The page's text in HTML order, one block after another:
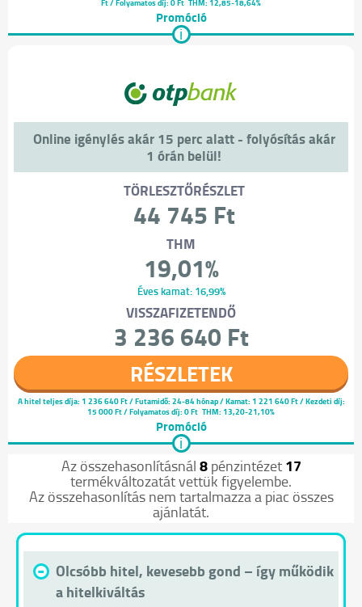
Ft / Folyamatos díj: 0 Ft THM: 12,85-18,64%
Promóció
i
Online igénylés akár 15 perc alatt - folyósítás akár
1 órán belül!
TÖRLESZTŐRÉSZLET
44 745 Ft
THM
19,01%
Éves kamat: 16,99%
VISSZAFIZETENDŐ
3 236 640 Ft
RÉSZLETEK
A hitel teljes díja: 1 236 640 Ft/ Futamidő: 24-84 hónap / Kamat: 1 221 640 Ft / Kezdeti díj:
15 000 Ft / Folyamatos díj: 0 Ft THM: 13,20-21,10%
Promóció
i
Az összehasonlításnál 8pénzintézet 17
termékváltozatát vettük figyelembe.
Az összehasonlítás nem tartalmazza a piac összes
ajánlatát.
- Olcsóbb hitel, kevesebb gond – így működik
a hitelkiváltás